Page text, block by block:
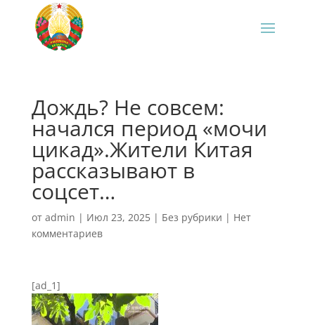
Дождь? Не совсем:
начался период «мочи
цикад».Жители Китая
рассказывают в
соцсет…
от admin | Июл 23, 2025| Без рубрики | Нет
комментариев
[ad_1]